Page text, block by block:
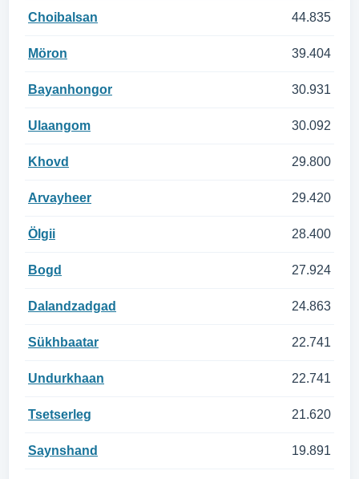
Choibalsan 44.835
Möron 39.404
Bayanhongor 30.931
Ulaangom 30.092
Khovd 29.800
Arvayheer 29.420
Ölgii 28.400
Bogd 27.924
Dalandzadgad 24.863
Sükhbaatar 22.741
Undurkhaan 22.741
Tsetserleg 21.620
Saynshand 19.891